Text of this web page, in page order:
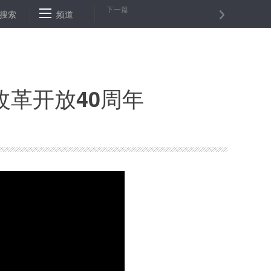
的青少年团伙 京张高铁八达岭隧道顺利贯通 13日中小板指涨
搜索 频道 下一篇
开放40周年